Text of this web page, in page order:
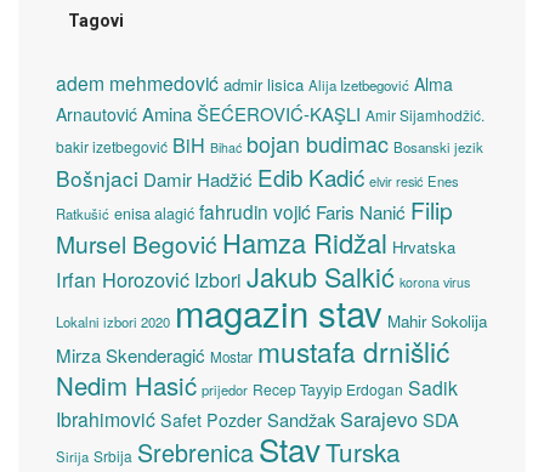
Tagovi
adem mehmedović admir lisica Alija Izetbegović Alma
Arnautović Amina ŠEĆEROVIĆ-KAŞLI Amir Sijamhodžić.
bakir izetbegović BiH Bihać bojan budimac Bosanski jezik
Bošnjaci Damir Hadžić Edib Kadić elvir resić Enes
Ratkušić enisa alagić fahrudin vojić Faris Nanić Filip
Mursel Begović Hamza Ridžal Hrvatska
Irfan Horozović Izbori Jakub Salkić korona virus
Lokalni izbori 2020 magazin stav Mahir Sokolija
Mirza Skenderagić Mostar mustafa drnišlić
Nedim Hasić prijedor Recep Tayyip Erdogan Sadik
Ibrahimović Safet Pozder SandžakSarajevoSDA
Sirija Srbija SrebrenicaStavTurska